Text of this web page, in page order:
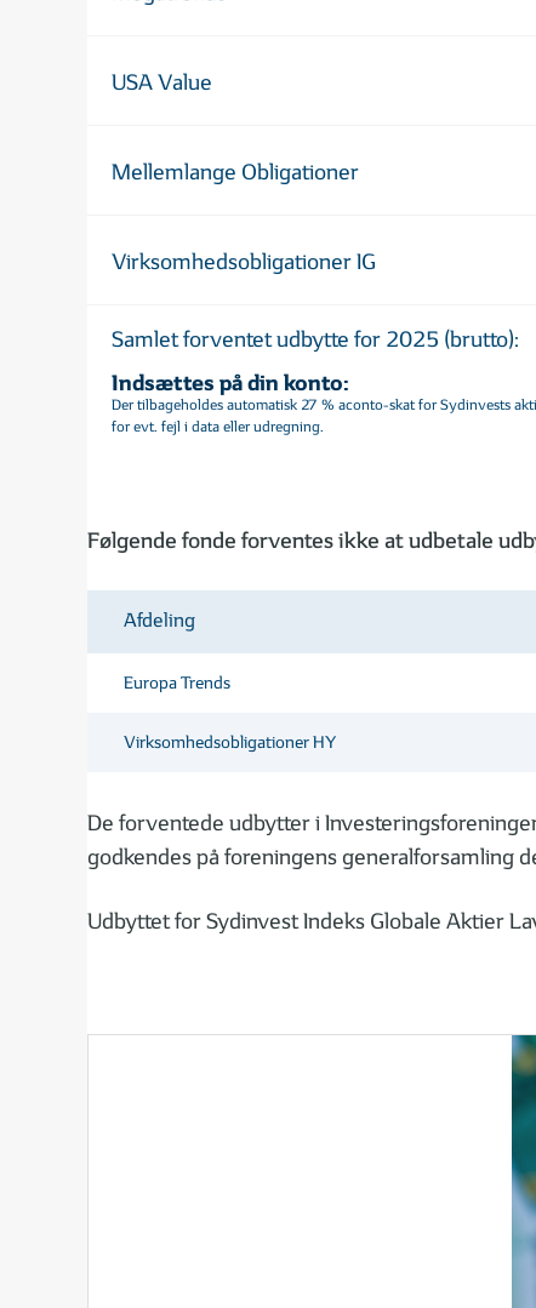
USA Value
Mellemlange Obligationer
Virksomhedsobligationer IG
Samlet forventet udbytte for 2025 (brutto):
Indsættes på din konto:
Der tilbageholdes automatisk 27 % aconto-skat for Sydinvests
for evt. fejl i data eller udregning.
Følgende fonde forventes ikke at udbetale
Afdeling
Europa Trends
Virksomhedsobligationer HY
De forventede udbytter i
godkendes på foreningens generalforsamling
Udbyttet for Sydinvest Indeks Globale Aktier